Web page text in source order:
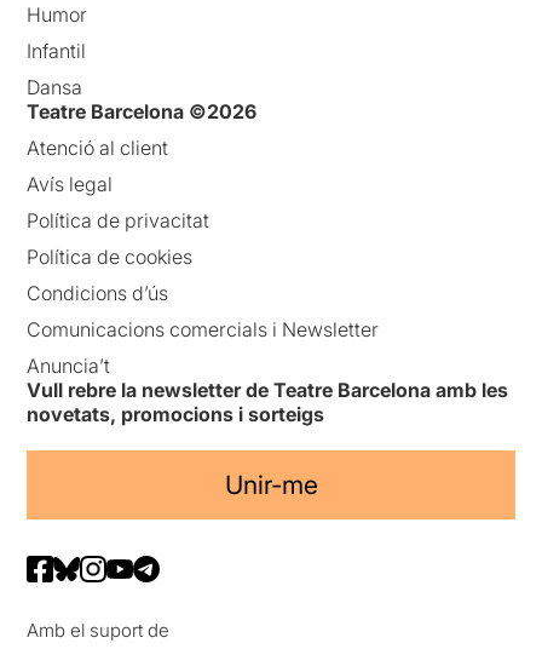
Humor
Infantil
Dansa
Teatre Barcelona ©2026
Atenció al client
Avís legal
Política de privacitat
Política de cookies
Condicions d’ús
Comunicacions comercials i Newsletter
Anuncia’t
Vull rebre la newsletter de Teatre Barcelona amb les
novetats, promocions i sorteigs
Unir-me
Amb el suport de